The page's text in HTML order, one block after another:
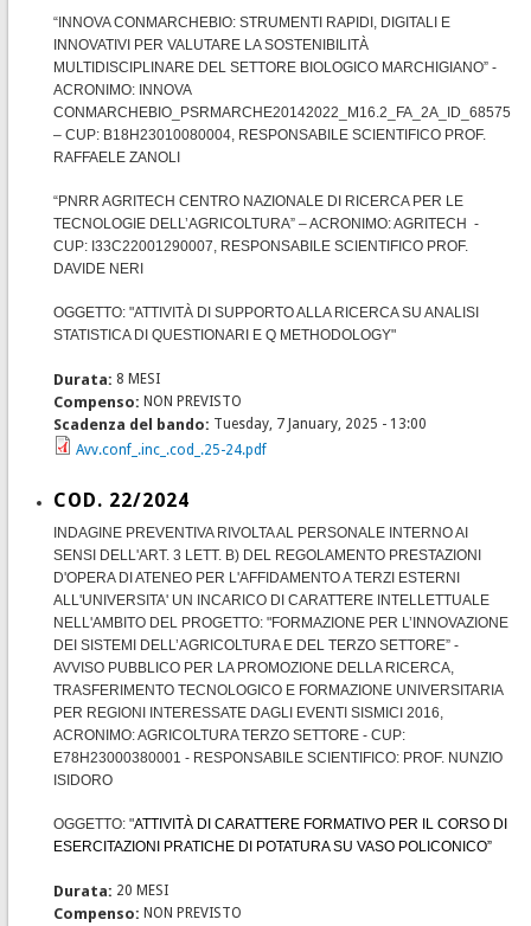
“INNOVA CONMARCHEBIO: STRUMENTI RAPIDI, DIGITALI E
INNOVATIVI PER VALUTARE LA SOSTENIBILITÀ
MULTIDISCIPLINARE DEL SETTORE BIOLOGICO MARCHIGIANO” -
ACRONIMO: INNOVA
CONMARCHEBIO_PSRMARCHE20142022_M16.2_FA_2A_ID_68575
– CUP: B18H23010080004, RESPONSABILE SCIENTIFICO PROF.
RAFFAELE ZANOLI
“PNRR AGRITECH CENTRO NAZIONALE DI RICERCA PER LE
TECNOLOGIE DELL’AGRICOLTURA” – ACRONIMO: AGRITECH -
CUP: I33C22001290007, RESPONSABILE SCIENTIFICO PROF.
DAVIDE NERI
OGGETTO: "ATTIVITÀ DI SUPPORTO ALLA RICERCA SU ANALISI
STATISTICA DI QUESTIONARI E Q METHODOLOGY"
Durata: 8 MESI
Compenso:NON PREVISTO
Scadenza del bando: Tuesday, 7 January, 2025 - 13:00
Avv.conf_.inc_.cod_.25-24.pdf
COD. 22/2024
INDAGINE PREVENTIVA RIVOLTA AL PERSONALE INTERNO AI
SENSI DELL'ART. 3 LETT. B) DEL REGOLAMENTO PRESTAZIONI
D'OPERA DI ATENEO PER L'AFFIDAMENTO A TERZI ESTERNI
ALL'UNIVERSITA' UN INCARICO DI CARATTERE INTELLETTUALE
NELL'AMBITO DEL PROGETTO: "FORMAZIONE PER L’INNOVAZIONE
DEI SISTEMI DELL’AGRICOLTURA E DEL TERZO SETTORE” -
AVVISO PUBBLICO PER LA PROMOZIONE DELLA RICERCA,
TRASFERIMENTO TECNOLOGICO E FORMAZIONE UNIVERSITARIA
PER REGIONI INTERESSATE DAGLI EVENTI SISMICI 2016,
ACRONIMO: AGRICOLTURA TERZO SETTORE - CUP:
E78H23000380001 - RESPONSABILE SCIENTIFICO: PROF. NUNZIO
ISIDORO
OGGETTO: "ATTIVITÀ DI CARATTERE FORMATIVO PER IL CORSO DI
ESERCITAZIONI PRATICHE DI POTATURA SU VASO POLICONICO”
Durata: 20 MESI
Compenso:NON PREVISTO